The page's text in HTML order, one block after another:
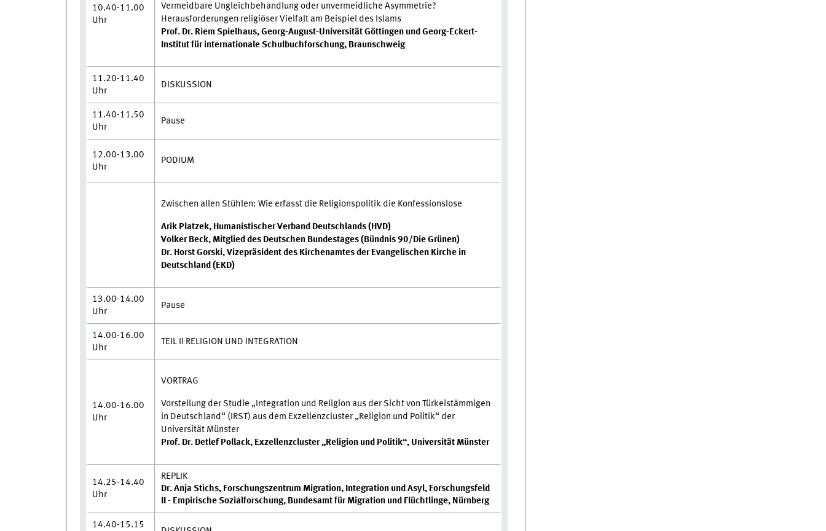
10.40-11.00
Uhr
Vermeidbare Ungleichbehandlung oder unvermeidliche Asymmetrie?
Herausforderungen religiöser Vielfalt am Beispiel des Islams
Prof. Dr. Riem Spielhaus, Georg-August-Universität Göttingen und Georg-Eckert-
Institut für internationale Schulbuchforschung, Braunschweig
11.20-11.40
Uhr
DISKUSSION
11.40-11.50
Uhr
Pause
12.00-13.00
Uhr
PODIUM
Zwischen allen Stühlen: Wie erfasst die Religionspolitik die Konfessionslose
Arik Platzek, Humanistischer Verband Deutschlands (HVD)
Volker Beck, Mitglied des Deutschen Bundestages (Bündnis 90/Die Grünen)
Dr. Horst Gorski, Vizepräsident des Kirchenamtes der Evangelischen Kirche in
Deutschland (EKD)
13.00-14.00
Uhr
Pause
14.00-16.00
Uhr
TEIL II RELIGION UND INTEGRATION
14.00-16.00
Uhr
VORTRAG
Vorstellung der Studie „Integration und Religion aus der Sicht von Türkeistämmigen
in Deutschland“ (IRST) aus dem Exzellenzcluster „Religion und Politik“ der
Universität Münster
Prof. Dr. Detlef Pollack, Exzellenzcluster „Religion und Politik“, Universität Münster
14.25-14.40
Uhr
REPLIK
Dr. Anja Stichs, Forschungszentrum Migration, Integration und Asyl, Forschungsfeld
II - Empirische Sozialforschung, Bundesamt für Migration und Flüchtlinge, Nürnberg
14.40-15.15